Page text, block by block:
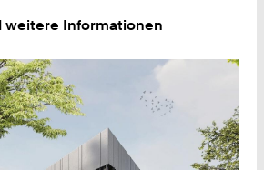
weitere Informationen